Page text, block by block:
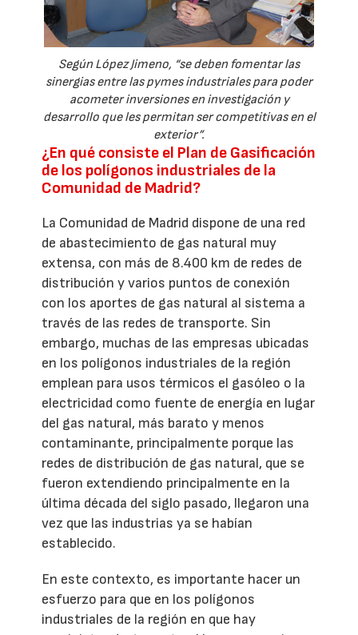
Según López Jimeno, “se deben fomentar las
sinergias entre las pymes industriales para poder
acometer inversiones en investigación y
desarrollo que les permitan ser competitivas en el
exterior”.
¿En qué consiste el Plan de Gasificación
de los polígonos industriales de la
Comunidad de Madrid?
La Comunidad de Madrid dispone de una red
de abastecimiento de gas natural muy
extensa, con más de 8.400 km de redes de
distribución y varios puntos de conexión
con los aportes de gas natural al sistema a
través de las redes de transporte. Sin
embargo, muchas de las empresas ubicadas
en los polígonos industriales de la región
emplean para usos térmicos el gasóleo o la
electricidad como fuente de energía en lugar
del gas natural, más barato y menos
contaminante, principalmente porque las
redes de distribución de gas natural, que se
fueron extendiendo principalmente en la
última década del siglo pasado, llegaron una
vez que las industrias ya se habían
establecido.
En este contexto, es importante hacer un
esfuerzo para que en los polígonos
industriales de la región en que hay